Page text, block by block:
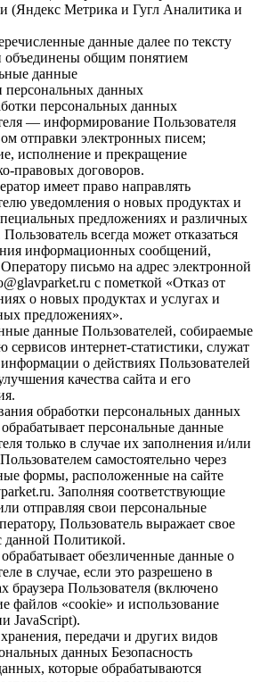
(Яндекс Метрика и Гугл Аналитика и
данные далее по тексту
объединены общим понятием
данные
персональных данных
персональных данных
— информирование Пользователя
отправки электронных писем;
исполнение и прекращение
правовых договоров.
имеет право направлять
уведомления о новых продуктах и
предложениях и различных
всегда может отказаться
информационных сообщений,
письмо на адрес электронной
с пометкой «Отказ от
о новых продуктах и услугах и
предложениях».
данные Пользователей, собираемые
сервисов интернет-статистики, служат
информации о действиях Пользователей
качества сайта и его
обработки персональных данных
персональные данные
только в случае их заполнения и/или
самостоятельно через
формы, расположенные на сайте
Заполняя соответствующие
отправляя свои персональные
Пользователь выражает свое
данной Политикой.
обезличенные данные о
в случае, если это разрешено в
браузера Пользователя (включено
файлов «cookie» и использование
JavaScript).
передачи и других видов
данных Безопасность
которые обрабатываются